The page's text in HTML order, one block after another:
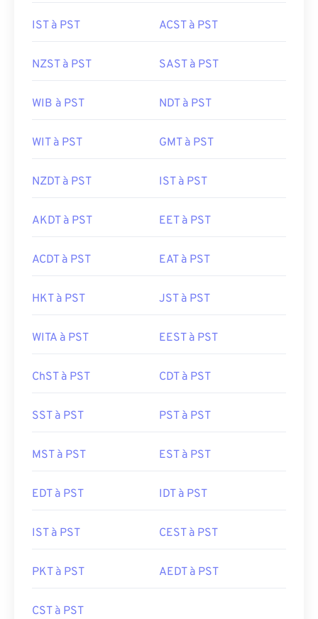
IST à PST ACST à PST
NZST à PST SAST à PST
WIB à PST NDT à PST
WIT à PST GMT à PST
NZDT à PST IST à PST
AKDT à PST EET à PST
ACDT à PST EAT à PST
HKT à PST JST à PST
WITA à PST EEST à PST
ChST à PST CDT à PST
SST à PST PST à PST
MST à PST EST à PST
EDT à PST IDT à PST
IST à PST CEST à PST
PKT à PST AEDT à PST
CST à PST